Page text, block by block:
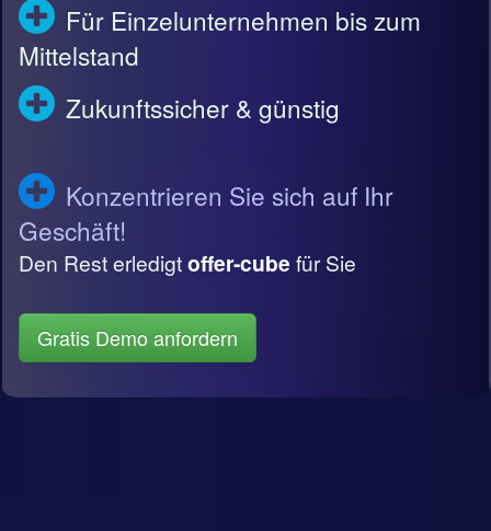
Für Einzelunternehmen bis zum
Mittelstand
Zukunftssicher & günstig
Konzentrieren Sie sich auf Ihr
Geschäft!
Den Rest erledigtoffer-cube für Sie
Gratis Demo anfordern